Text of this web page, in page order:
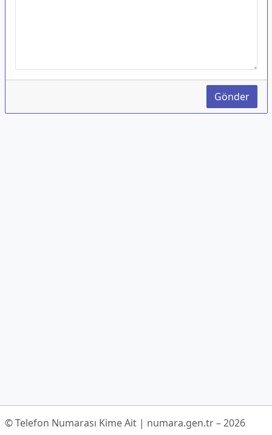
Gönder
© Telefon Numarası Kime Ait | numara.gen.tr – 2026